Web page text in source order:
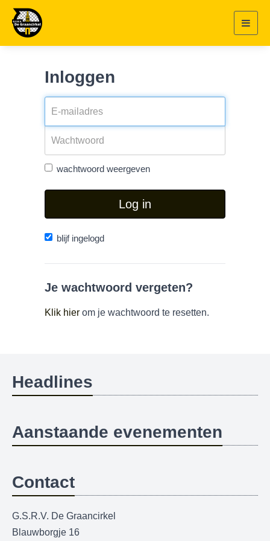
Inloggen
wachtwoord weergeven
Log in
blijf ingelogd
Je wachtwoord vergeten?
Klik hier om je wachtwoord te resetten.
Headlines
Aanstaande evenementen
Contact
G.S.R.V. De Graancirkel
Blauwborgje 16